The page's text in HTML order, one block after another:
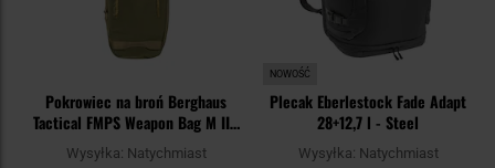
Pokrowiec na broń Berghaus
Tactical FMPS Weapon Bag M II -
Cedar
Wysyłka: Natychmiast
NOWOŚĆ
Plecak Eberlestock Fade Adapt
28+12,7 l - Steel
Wysyłka: Natychmiast